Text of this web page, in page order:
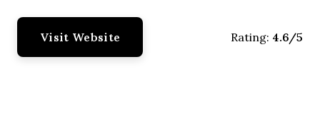
Visit Website Rating: 4.6/5